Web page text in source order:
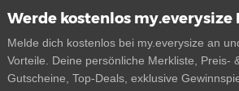
Werde kostenlos my.everysize
Melde dich kostenlos bei my.everysize an
Vorteile. Deine persönliche Merkliste, Preis-
Gutscheine, Top-Deals, exklusive